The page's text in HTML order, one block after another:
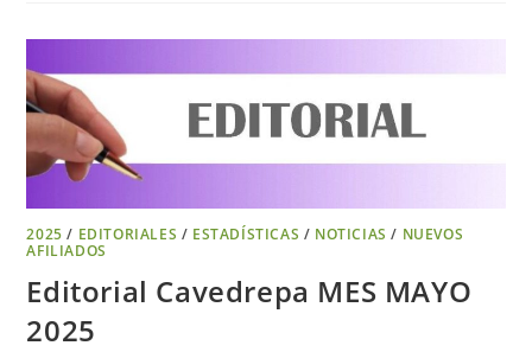
2025 / EDITORIALES / ESTADÍSTICAS / NOTICIAS / NUEVOS
AFILIADOS
Editorial Cavedrepa MES MAYO
2025